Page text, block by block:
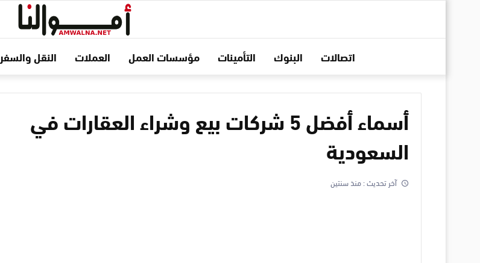
اتصالات البنوك التأمينات مؤسسات العمل العملات النقل والسفر
أسماء أفضل 5 شركات بيع وشراء العقارات في
السعودية
آخر تحديث :منذ سنتين